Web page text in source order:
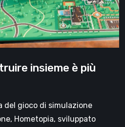
insieme è più
del gioco di simulazione
Hometopia, sviluppato